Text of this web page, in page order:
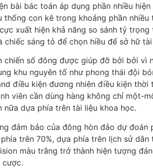
bài bác toán áp dụng phần nhiều
thống con kê trong khoảng phần nhiều
xuất hiện khả năng so sánh tỷ trọng
chiếc sáng tỏ để chọn hiều để sở hữ
chiến số đông được giúp đỡ bởi bởi vì
khu nguyên tố như phong thái đội
điều kiện đương nhiên điều kiện thời
viên cần dùng hàng không chỉ một-
nữa dựa phía trên tài liệu khoa học.
đảm bảo của đông hòn đảo dự đoán
trên 70%, dựa phía trên lịch sử dân
màu trắng trở thành hiện tượng
cược.